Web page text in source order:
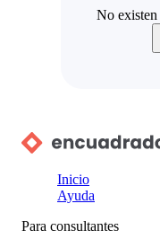
No existen
Inicio
Ayuda
Para consultantes